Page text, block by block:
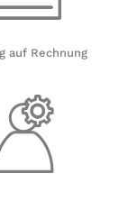
auf Rechnung